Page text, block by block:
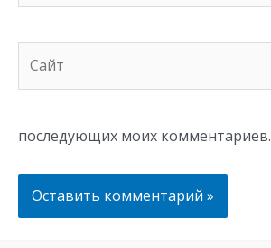
последующих моих комментариев.